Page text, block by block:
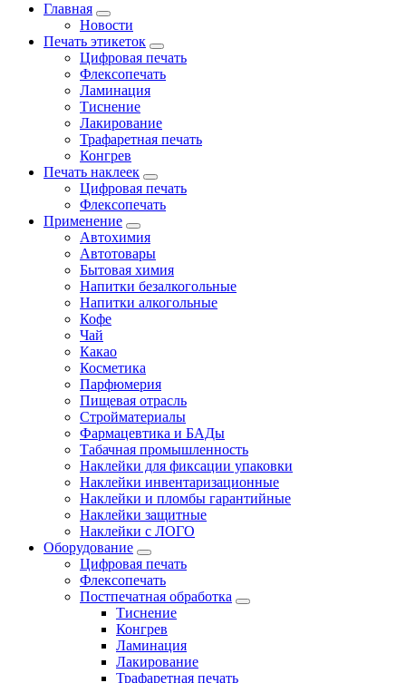
Главная
Новости
Печать этикеток
Цифровая печать
Флексопечать
Ламинация
Тиснение
Лакирование
Трафаретная печать
Конгрев
Печать наклеек
Цифровая печать
Флексопечать
Применение
Автохимия
Автотовары
Бытовая химия
Напитки безалкогольные
Напитки алкогольные
Кофе
Чай
Какао
Косметика
Парфюмерия
Пищевая отрасль
Стройматериалы
Фармацевтика и БАДы
Табачная промышленность
Наклейки для фиксации упаковки
Наклейки инвентаризационные
Наклейки и пломбы гарантийные
Наклейки защитные
Наклейки с ЛОГО
Оборудование
Цифровая печать
Флексопечать
Постпечатная обработка
Тиснение
Конгрев
Ламинация
Лакирование
Трафаретная печать